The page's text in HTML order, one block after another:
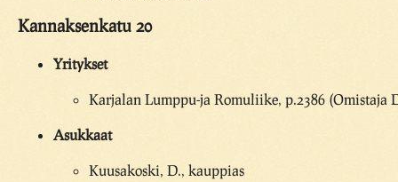
Kannaksenkatu 20
Yritykset
Karjalan Lumppu-ja Romuliike, p.2386 (Omistaja
Asukkaat
Kuusakoski, D., kauppias